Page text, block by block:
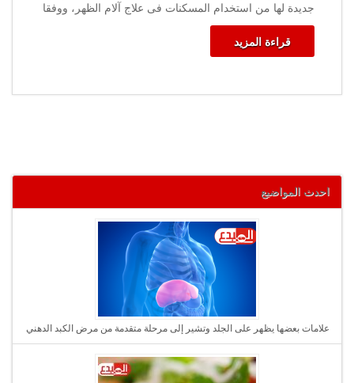
جديدة لها من استخدام المسكنات فى علاج آلام الظهر، ووفقا
قراءة المزيد
احدث المواضيع
علامات بعضها يظهر على الجلد وتشير إلى مرحلة متقدمة من مرض الكبد الدهني